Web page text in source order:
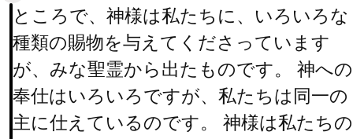
ところで、神様は私たちに、いろいろな
種類の賜物を与えてくださっています
が、みな聖霊から出たものです。 神への
奉仕はいろいろですが、私たちは同一の
主に仕えているのです。 神様は私たちの